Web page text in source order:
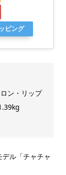
ピング
ン・リップ
ル「チャチャ